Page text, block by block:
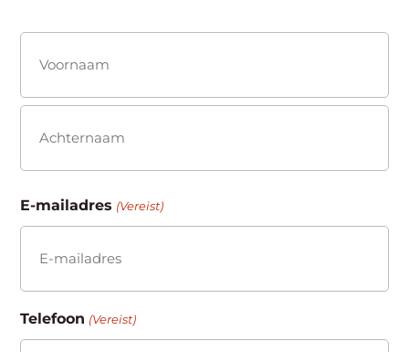
(Vereist)
Voornaam
E-mailadres (Vereist)
Telefoon (Vereist)